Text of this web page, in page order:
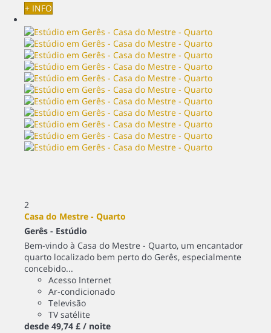
+ INFO
2
Casa do Mestre - Quarto
Gerês - Estúdio
Bem-vindo à Casa do Mestre - Quarto, um encantador
quarto localizado bem perto do Gerês, especialmente
concebido...
Acesso Internet
Ar-condicionado
Televisão
TV satélite
desde 49,74 £ / noite